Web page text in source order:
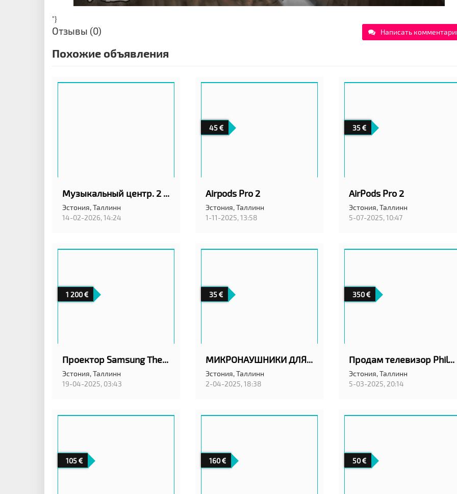
"}
Отзывы (0) Написать
Похожие объявления
Музыкальный центр. 2 Сабвуфер
Эстония,Таллинн
14-02-2026, 14:24
45
Airpods Pro 2
Эстония,Таллинн
1-11-2025, 13:58
35
AirPods Pro 2
Эстония,Таллинн
5-07-2025, 10:47
1 200
Проектор Samsung The Premiere LPU7D 4K Tizen OS
Эстония,Таллинн
19-04-2025, 03:43
35
МИКРОНАУШНИКИ ДЛЯ ЭКЗАМЕНА
Эстония,Таллинн
2-04-2025, 18:38
350
Продам телевизор Philips 65” 4k uhd
Эстония,Таллинн
5-03-2025, 20:14
105 160 50